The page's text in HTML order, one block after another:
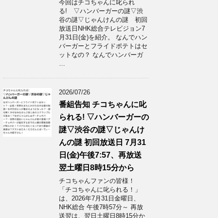
今回はチコちゃんに叱られ
る! ▽ハンバーガーの謎▽渋
谷の謎▽じゃんけんの謎 初回
放送日NHK総合テレビジョン7
月31日(金)を紹介。 なんでハン
バーガーとフライドポテトはセ
ットなの？ なんでハンバーガ
…
2026/07/26
番組告知 チコちゃんに叱
られる! ▽ハンバーガーの
謎▽渋谷の謎▽じゃんけ
んの謎 初回放送日 7月31
日(金)午後7:57、再放送
翌土曜日8時15分から
チコちゃんファンの皆様！
「チコちゃんに叱られる！」​
は、2026年7月31日金曜日、
NHK総合 午後7時57分～ 再放
送翌は、翌日土曜日8時15分か